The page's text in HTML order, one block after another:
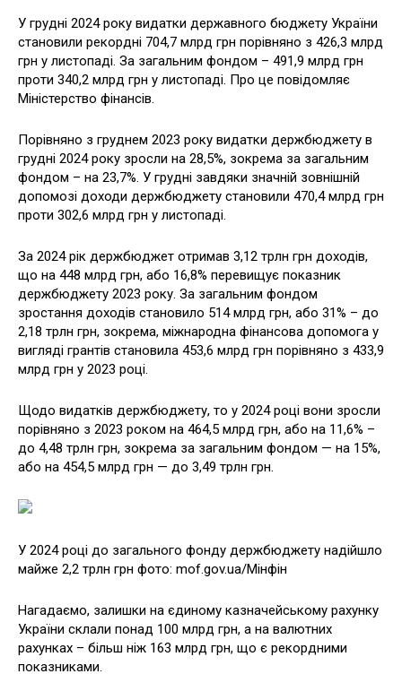
У грудні 2024 року видатки державного бюджету України
становили рекордні 704,7 млрд грн порівняно з 426,3 млрд
грн у листопаді. За загальним фондом – 491,9 млрд грн
проти 340,2 млрд грн у листопаді. Про це повідомляє
Міністерство фінансів.
Порівняно з груднем 2023 року видатки держбюджету в
грудні 2024 року зросли на 28,5%, зокрема за загальним
фондом – на 23,7%. У грудні завдяки значній зовнішній
допомозі доходи держбюджету становили 470,4 млрд грн
проти 302,6 млрд грн у листопаді.
За 2024 рік держбюджет отримав 3,12 трлн грн доходів,
що на 448 млрд грн, або 16,8% перевищує показник
держбюджету 2023 року. За загальним фондом
зростання доходів становило 514 млрд грн, або 31% – до
2,18 трлн грн, зокрема, міжнародна фінансова допомога у
вигляді грантів становила 453,6 млрд грн порівняно з 433,9
млрд грн у 2023 році.
Щодо видатків держбюджету, то у 2024 році вони зросли
порівняно з 2023 роком на 464,5 млрд грн, або на 11,6% –
до 4,48 трлн грн, зокрема за загальним фондом — на 15%,
або на 454,5 млрд грн — до 3,49 трлн грн.
У 2024 році до загального фонду держбюджету надійшло
майже 2,2 трлн грн фото: mof.gov.ua/Мінфін
Нагадаємо, залишки на єдиному казначейському рахунку
України склали понад 100 млрд грн, а на валютних
рахунках – більш ніж 163 млрд грн, що є рекордними
показниками.